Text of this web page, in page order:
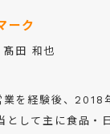
ーク
田 和也
を経験後、2018
として主に食品・